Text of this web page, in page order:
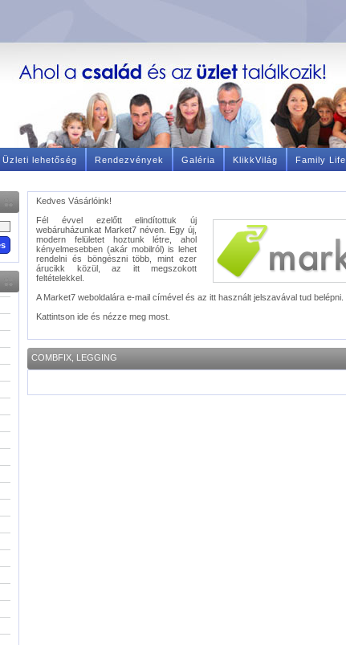
Üzleti lehetőség Rendezvények Galéria KlikkVilág Family Life
Kedves Vásárlóink!
Fél évvel ezelőtt elindítottuk új
webáruházunkat Market7 néven. Egy új,
modern felületet hoztunk létre, ahol
kényelmesebben (akár mobilról) is lehet
rendelni és böngészni több, mint ezer
árucikk közül, az itt megszokott
feltételekkel.
A Market7 weboldalára e-mail címével és az itt használt jelszavával tud belépni.
Kattintson ide és nézze meg most.
COMBFIX, LEGGING